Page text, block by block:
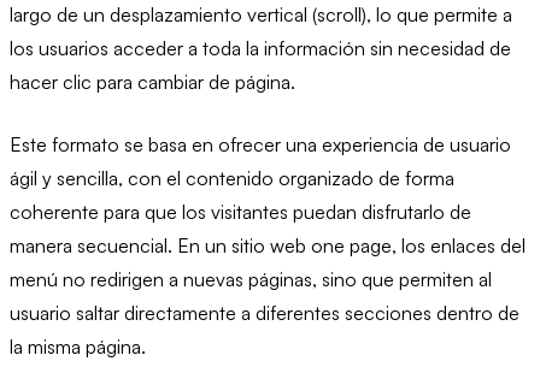
largo de un desplazamiento vertical (scroll), lo que permite a
los usuarios acceder a toda la información sin necesidad de
hacer clic para cambiar de página.
Este formato se basa en ofrecer una experiencia de usuario
ágil y sencilla, con el contenido organizado de forma
coherente para que los visitantes puedan disfrutarlo de
manera secuencial. En un sitio web one page, los enlaces del
menú no redirigen a nuevas páginas, sino que permiten al
usuario saltar directamente a diferentes secciones dentro de
la misma página.